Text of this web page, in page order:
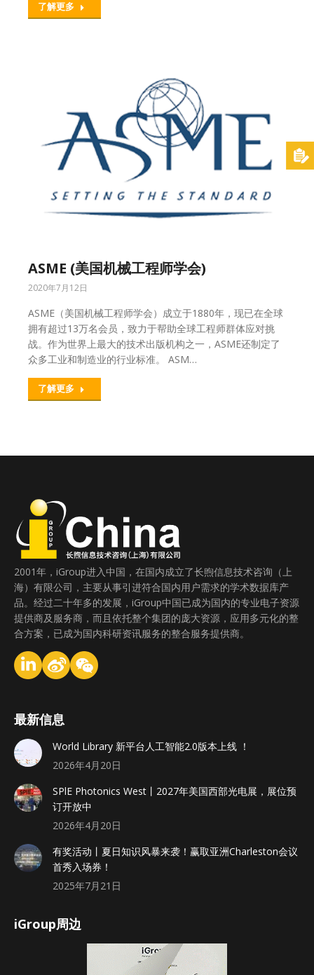
了解更多
ASME (美国机械工程师学会)
2020年7月12日
ASME（美国机械工程师学会）成立于1880年，现已在全球
拥有超过13万名会员，致力于帮助全球工程师群体应对挑
战。作为世界上最大的技术出版机构之一，ASME还制定了
众多工业和制造业的行业标准。 ASM…
了解更多
2001年，iGroup进入中国，在国内成立了长煦信息技术咨询（上
海）有限公司，主要从事引进符合国内用户需求的学术数据库产
品。经过二十年多的发展，iGroup中国已成为国内的专业电子资源
提供商及服务商，而且依托整个集团的庞大资源，应用多元化的整
合方案，已成为国内科研资讯服务的整合服务提供商。
最新信息
World Library 新平台人工智能2.0版本上线 ！
2026年4月20日
SPlE Photonics West丨2027年美国西部光电展，展位预
订开放中
2026年4月20日
有奖活动丨夏日知识风暴来袭！赢取亚洲Charleston会议
首秀入场券！
2025年7月21日
iGroup周边